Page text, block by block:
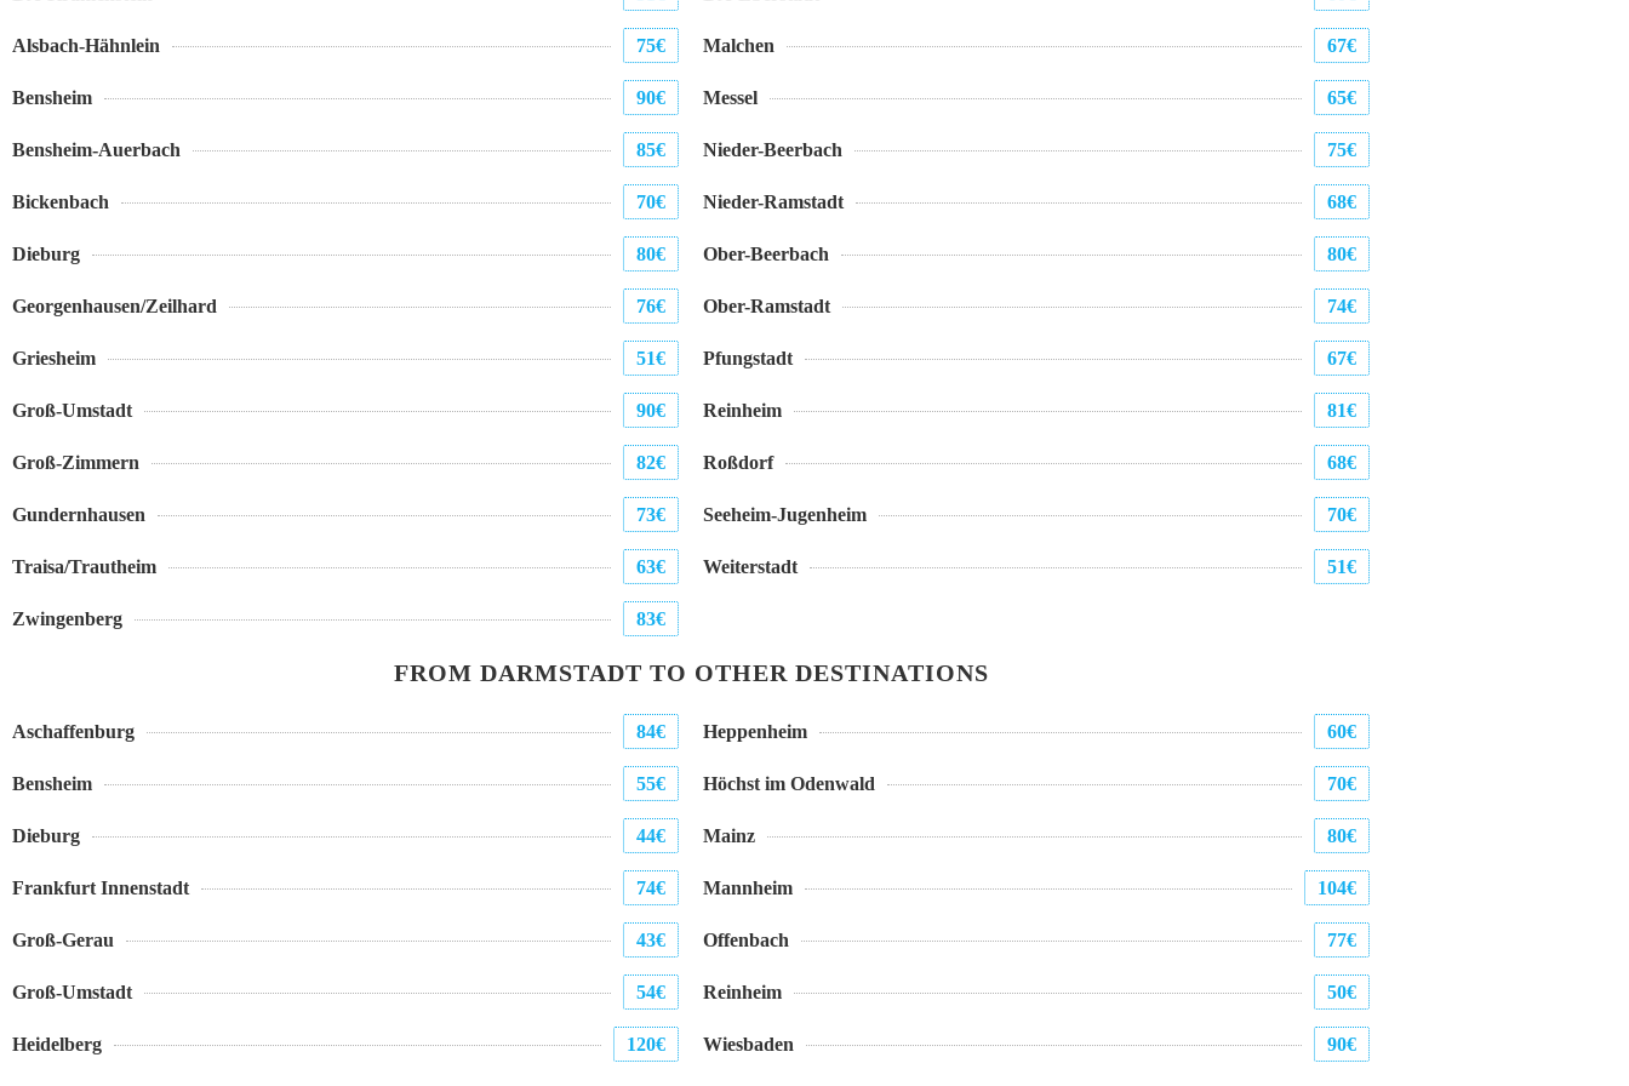
Alsbach-Hähnlein 75€
Bensheim 90€
Bensheim-Auerbach 85€
Bickenbach 70€
Dieburg 80€
Georgenhausen/Zeilhard 76€
Griesheim 51€
Groß-Umstadt 90€
Groß-Zimmern 82€
Gundernhausen 73€
Traisa/Trautheim 63€
Zwingenberg 83€
Malchen 67€
Messel 65€
Nieder-Beerbach 75€
Nieder-Ramstadt 68€
Ober-Beerbach 80€
Ober-Ramstadt 74€
Pfungstadt 67€
Reinheim 81€
Roßdorf 68€
Seeheim-Jugenheim 70€
Weiterstadt 51€
FROM DARMSTADT TO OTHER DESTINATIONS
Aschaffenburg 84€
Bensheim 55€
Dieburg 44€
Frankfurt Innenstadt 74€
Groß-Gerau 43€
Groß-Umstadt 54€
Heidelberg 120€
Heppenheim 60€
Höchst im Odenwald 70€
Mainz 80€
Mannheim 104€
Offenbach 77€
Reinheim 50€
Wiesbaden 90€